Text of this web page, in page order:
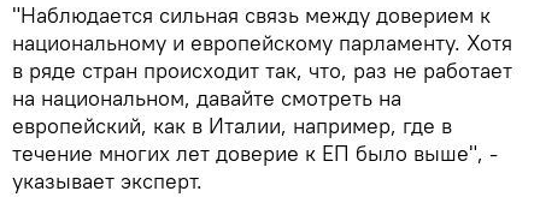
"Наблюдается сильная связь между доверием к
национальному и европейскому парламенту. Хотя
в ряде стран происходит так, что, раз не работает
на национальном, давайте смотреть на
европейский, как в Италии, например, где в
течение многих лет доверие к ЕП было выше", -
указывает эксперт.